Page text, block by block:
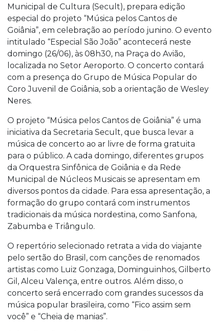
Municipal de Cultura (Secult), prepara edição
especial do projeto “Música pelos Cantos de
Goiânia”, em celebração ao período junino. O evento
intitulado “Especial São João” acontecerá neste
domingo (26/06), às 08h30, na Praça do Avião,
localizada no Setor Aeroporto. O concerto contará
com a presença do Grupo de Música Popular do
Coro Juvenil de Goiânia, sob a orientação de Wesley
Neres.
O projeto “Música pelos Cantos de Goiânia” é uma
iniciativa da Secretaria Secult, que busca levar a
música de concerto ao ar livre de forma gratuita
para o público. A cada domingo, diferentes grupos
da Orquestra Sinfônica de Goiânia e da Rede
Municipal de Núcleos Musicais se apresentam em
diversos pontos da cidade. Para essa apresentação, a
formação do grupo contará com instrumentos
tradicionais da música nordestina, como Sanfona,
Zabumba e Triângulo.
O repertório selecionado retrata a vida do viajante
pelo sertão do Brasil, com canções de renomados
artistas como Luiz Gonzaga, Dominguinhos, Gilberto
Gil, Alceu Valença, entre outros. Além disso, o
concerto será encerrado com grandes sucessos da
música popular brasileira, como “Fico assim sem
você” e “Cheia de manias”.